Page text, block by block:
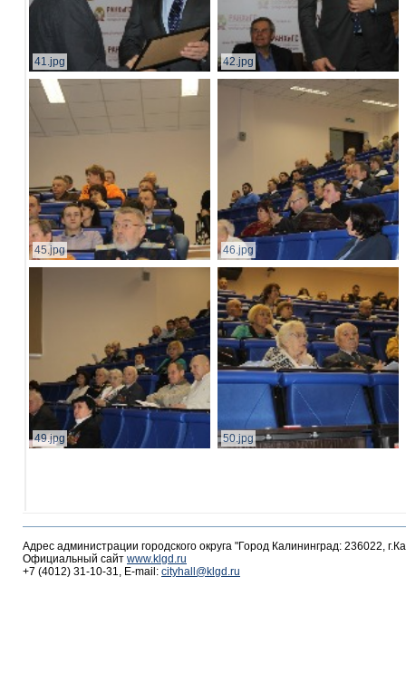
41.jpg 42.jpg
45.jpg 46.jpg
49.jpg 50.jpg
Адрес администрации городского округа "Город Калининград: 236022,
Официальный сайт www.klgd.ru
+7 (4012) 31-10-31, E-mail: cityhall@klgd.ru